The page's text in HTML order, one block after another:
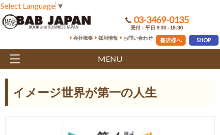
Select Language ▼
03-3469-0135
受付：平日 9:30 - 18:30
会社概要
採用情報 お問い合わせ 書店様へ SHOP
MENU
イメージ世界が第一の人生